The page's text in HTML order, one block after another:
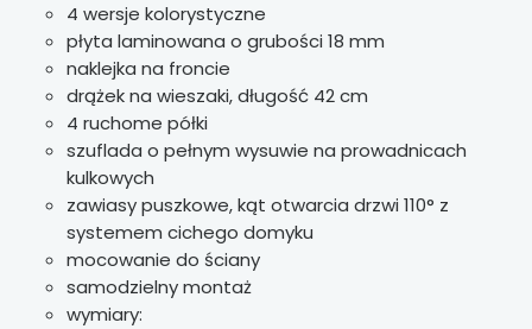
4 wersje kolorystyczne
płyta laminowana o grubości 18 mm
naklejka na froncie
drążek na wieszaki, długość 42 cm
4 ruchome półki
szuflada o pełnym wysuwie na prowadnicach
kulkowych
zawiasy puszkowe, kąt otwarcia drzwi 110° z
systemem cichego domyku
mocowanie do ściany
samodzielny montaż
wymiary: